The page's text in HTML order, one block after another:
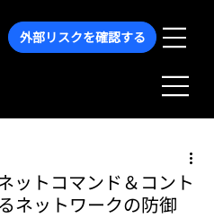
外部リスクを確認する
ットコマンド＆コント
ネットワークの防御